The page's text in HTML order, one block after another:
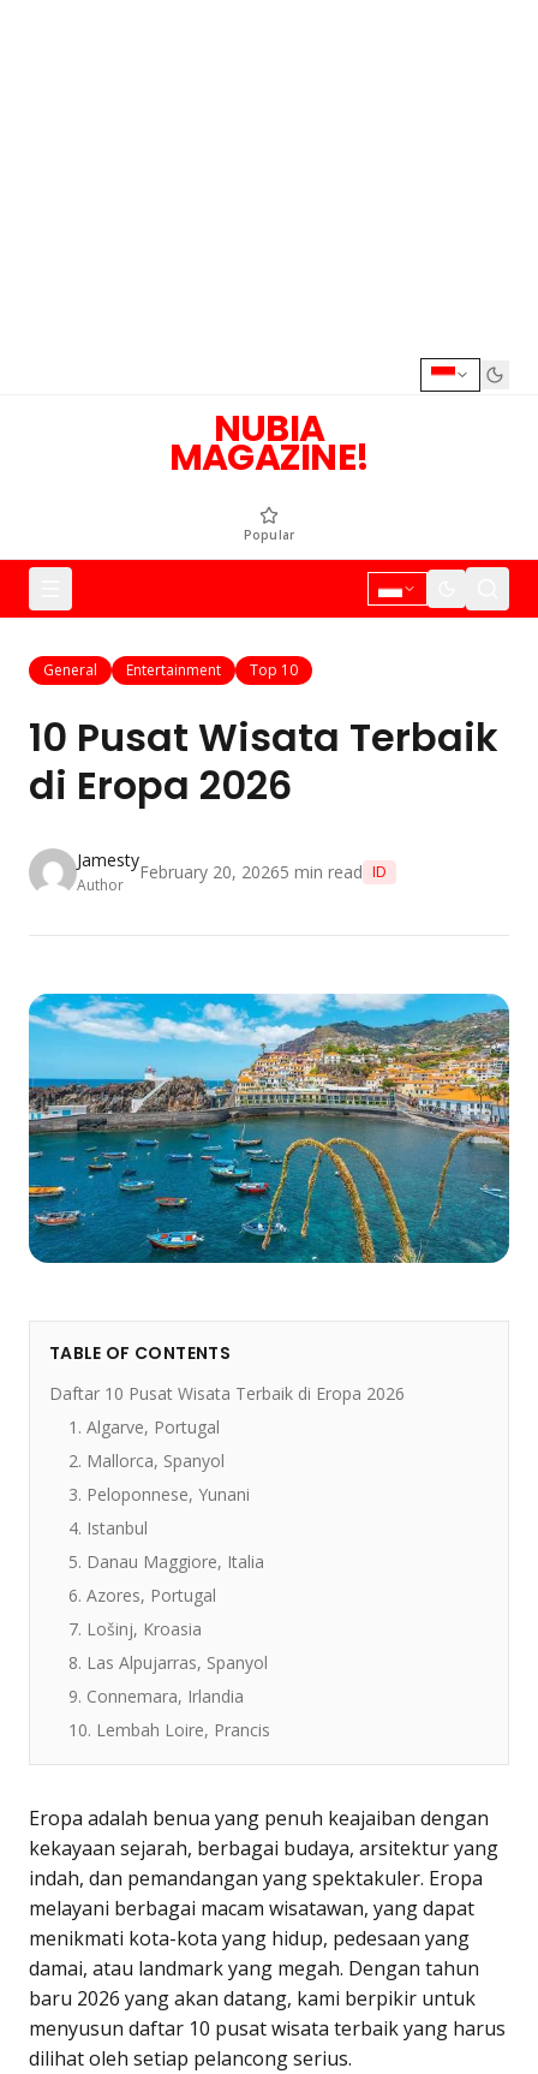
NUBIA
MAGAZINE!
Popular
General Entertainment Top 10
10 Pusat Wisata Terbaik
di Eropa 2026
Jamesty
Author
February 20, 20265 min read ID
TABLE OF CONTENTS
Daftar 10 Pusat Wisata Terbaik di Eropa 2026
1. Algarve, Portugal
2. Mallorca, Spanyol
3. Peloponnese, Yunani
4. Istanbul
5. Danau Maggiore, Italia
6. Azores, Portugal
7. Lošinj, Kroasia
8. Las Alpujarras, Spanyol
9. Connemara, Irlandia
10. Lembah Loire, Prancis
Eropa adalah benua yang penuh keajaiban dengan
kekayaan sejarah, berbagai budaya, arsitektur yang
indah, dan pemandangan yang spektakuler. Eropa
melayani berbagai macam wisatawan, yang dapat
menikmati kota-kota yang hidup, pedesaan yang
damai, atau landmark yang megah. Dengan tahun
baru 2026 yang akan datang, kami berpikir untuk
menyusun daftar 10 pusat wisata terbaik yang harus
dilihat oleh setiap pelancong serius.